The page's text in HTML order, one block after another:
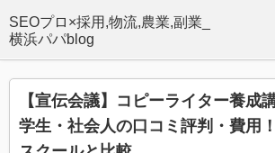
SEOプロ×採用,物流,農業,副業_
横浜パパblog
【宣伝会議】コピーライター養成
学生・社会人の口コミ評判・費用